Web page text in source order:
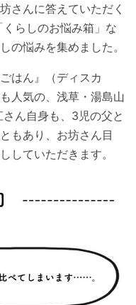
さんに答えていただく
らしのお悩み箱」な
の悩みを集めました。
はん』（ディスカ
人気の、浅草・湯島山
ん自身も、3児の父と
もあり、お坊さん目
していただきます。